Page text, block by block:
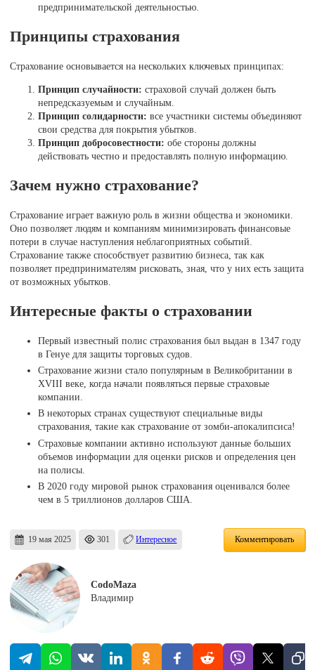
предпринимательской деятельностью.
Принципы страхования
Страхование основывается на нескольких ключевых принципах:
Принцип случайности: страховой случай должен быть
непредсказуемым и случайным.
Принцип солидарности: все участники системы объединяют
свои средства для покрытия убытков.
Принцип добросовестности: обе стороны должны
действовать честно и предоставлять полную информацию.
Зачем нужно страхование?
Страхование играет важную роль в жизни общества и экономики.
Оно позволяет людям и компаниям минимизировать финансовые
потери в случае наступления неблагоприятных событий.
Страхование также способствует развитию бизнеса, так как
позволяет предпринимателям рисковать, зная, что у них есть защита
от возможных убытков.
Интересные факты о страховании
Первый известный полис страхования был выдан в 1347 году
в Генуе для защиты торговых судов.
Страхование жизни стало популярным в Великобритании в
XVIII веке, когда начали появляться первые страховые
компании.
В некоторых странах существуют специальные виды
страхования, такие как страхование от зомби-апокалипсиса!
Страховые компании активно используют данные больших
объемов информации для оценки рисков и определения цен
на полисы.
В 2020 году мировой рынок страхования оценивался более
чем в 5 триллионов долларов США.
19 мая 2025 301 Интересное Комментировать
CodoMaza
Владимир